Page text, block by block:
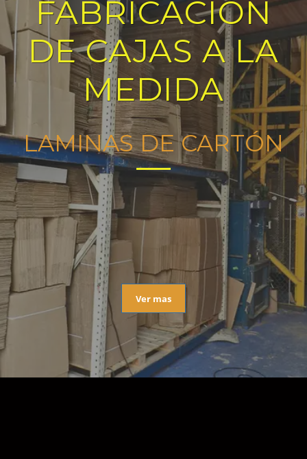
FABRICACIÓN
DE CAJAS A LA
MEDIDA
LAMINAS DE CARTÓN
Ver mas